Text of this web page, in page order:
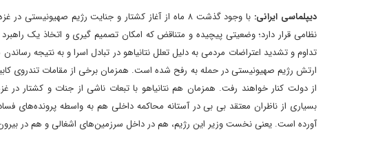
دیپلماسی ایرانی:
با وجود گذشت ۸ ماه از آغاز کشتار و جنایت رژیم
نظامی قرار دارد؛ وضعیتی پیچیده و متناقض که امکان تصمیم گیری و اتخاذ یک
تداوم و تشدید اعتراضات مردمی به دلیل تعلل نتانیاهو در تبادل اسرا و به نتیجه
ارتش رژیم صهیونیستی در حمله به رفح شده است. همزمان برخی از مقامات تندروی
از دولت کنار خواهند رفت. همزمان هم نتانیاهو با تبعات ناشی از جنات و کشتار
بسیاری از ناظران معتقد بی بی در آستانه محاکمه داخلی هم به واسطه پرونده‌های
آورده است. یعنی نخست وزیر این رژیم، هم در داخل سرزمین‌های اشغالی و هم در